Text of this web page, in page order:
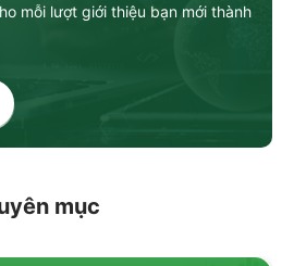
mỗi lượt giới thiệu bạn mới thành
mục